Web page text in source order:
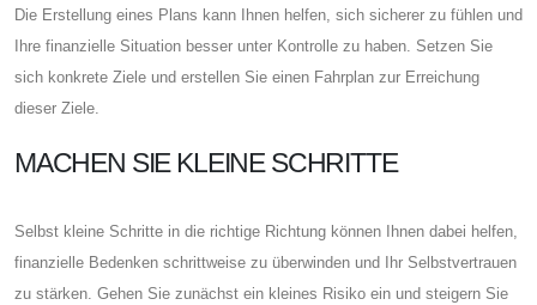
Die Erstellung eines Plans kann Ihnen helfen, sich sicherer zu fühlen und
Ihre finanzielle Situation besser unter Kontrolle zu haben. Setzen Sie
sich konkrete Ziele und erstellen Sie einen Fahrplan zur Erreichung
dieser Ziele.
MACHEN SIE KLEINE SCHRITTE
Selbst kleine Schritte in die richtige Richtung können Ihnen dabei helfen,
finanzielle Bedenken schrittweise zu überwinden und Ihr Selbstvertrauen
zu stärken. Gehen Sie zunächst ein kleines Risiko ein und steigern Sie